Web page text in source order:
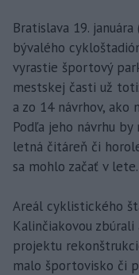
Bratislava 19.
bývalého
vyrastie športový
mestskej časti už
a zo 14 návrhov, ako
Podľa jeho návrhu
letná čitáreň či
sa mohlo začať v lete.
Areál cyklistického
Kalinčiakovou
projektu
malo športovisko či